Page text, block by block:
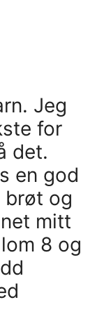
Jeg
for
det.
en god
brøt og
mitt
8 og